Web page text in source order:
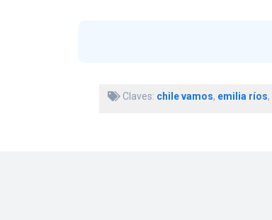
Claves: chile vamos, emilia ríos,